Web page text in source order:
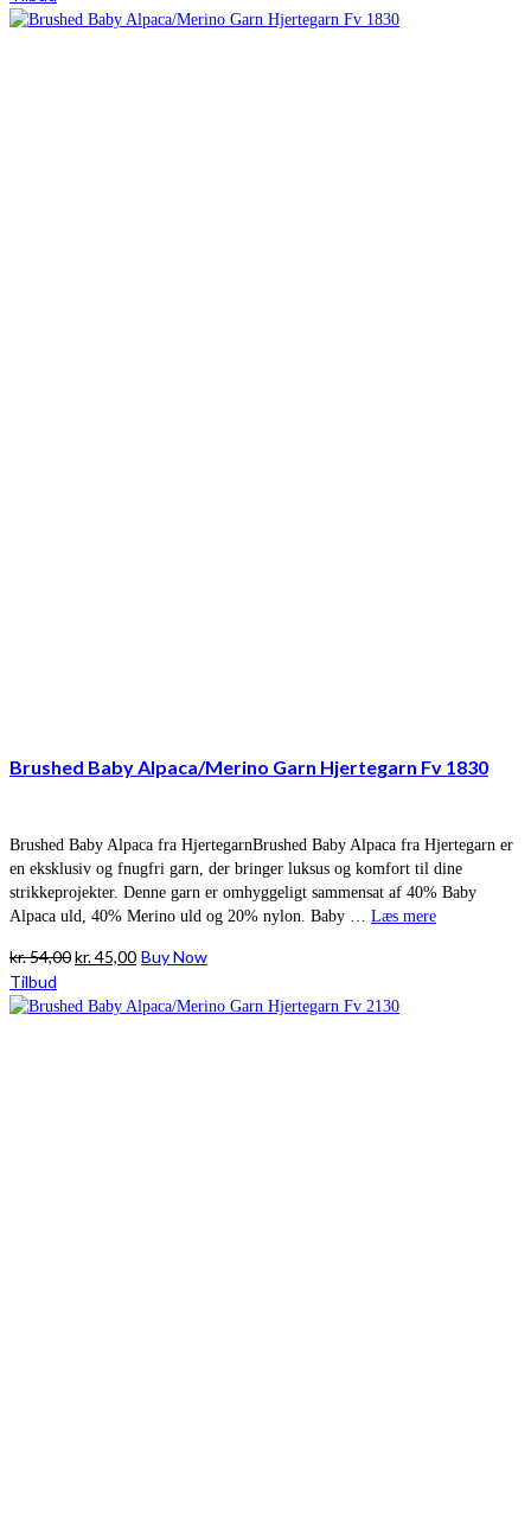
Brushed Baby Alpaca/Merino Garn Hjertegarn Fv 1830
Brushed Baby Alpaca fra HjertegarnBrushed Baby Alpaca fra Hjertegarn er
en eksklusiv og fnugfri garn, der bringer luksus og komfort til dine
strikkeprojekter. Denne garn er omhyggeligt sammensat af 40% Baby
Alpaca uld, 40% Merino uld og 20% nylon. Baby … Læs mere
kr.54,00Den
pris
kr.45,00Den
pris
Buy Now
Tilbud